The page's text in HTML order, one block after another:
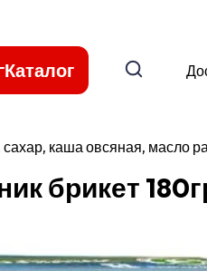
Каталог
каша овсяная, масло
брикет